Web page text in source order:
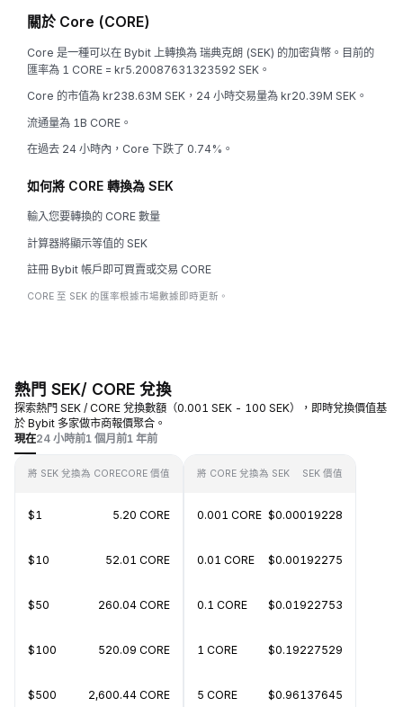
關於 Core (CORE)
Core 是一種可以在 Bybit 上轉換為 瑞典克朗 (SEK) 的加密貨幣。目前的
匯率為 1 CORE = kr5.20087631323592 SEK。
Core 的市值為 kr238.63M SEK，24 小時交易量為 kr20.39M SEK。
流通量為 1B CORE。
在過去 24 小時內，Core 下跌了 0.74%。
如何將 CORE 轉換為 SEK
輸入您要轉換的 CORE 數量
計算器將顯示等值的 SEK
註冊 Bybit 帳戶即可買賣或交易 CORE
CORE 至 SEK 的匯率根據市場數據即時更新。
熱門 SEK/ CORE 兌換
探索熱門 SEK / CORE 兌換數額（0.001 SEK - 100 SEK），即時兌換價值基
於 Bybit 多家做市商報價聚合。
現在24 小時前1 個月前1 年前
將 SEK 兌換為 CORECORE 價值
$1 5.20 CORE
$10 52.01 CORE
$50 260.04 CORE
$100 520.09 CORE
$500 2,600.44 CORE
將 CORE 兌換為 SEK SEK 價值
0.001 CORE $0.00019228
0.01 CORE $0.00192275
0.1 CORE $0.01922753
1 CORE $0.19227529
5 CORE $0.96137645